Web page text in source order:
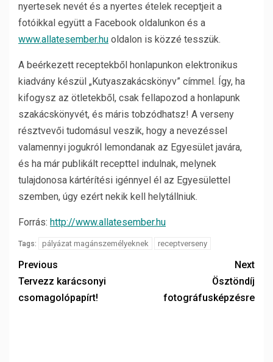
nyertesek nevét és a nyertes ételek receptjeit a
fotóikkal együtt a Facebook oldalunkon és a
www.allatesember.hu oldalon is közzé tesszük.
A beérkezett receptekből honlapunkon elektronikus
kiadvány készül „Kutyaszakácskönyv” címmel. Így, ha
kifogysz az ötletekből, csak fellapozod a honlapunk
szakácskönyvét, és máris tobzódhatsz! A verseny
résztvevői tudomásul veszik, hogy a nevezéssel
valamennyi jogukról lemondanak az Egyesület javára,
és ha már publikált recepttel indulnak, melynek
tulajdonosa kártérítési igénnyel él az Egyesülettel
szemben, úgy ezért nekik kell helytállniuk.
Forrás: http://www.allatesember.hu
Tags: pályázat magánszemélyeknek receptverseny
Previous
Tervezz karácsonyi
csomagolópapírt!
Next
Ösztöndíj
fotográfusképzésre